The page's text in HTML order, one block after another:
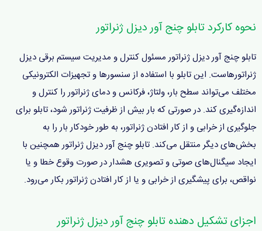
نحوه کارکرد تابلو چنج آور دیزل ژنراتور
تابلو چنج آور دیزل ژنراتور مسئول کنترل و مدیریت سیستم برقی دیزل
ژنراتورهاست. این تابلو با استفاده از سنسورها و تجهیزات الکترونیکی
مختلف می‌تواند سطح بار، ولتاژ، فرکانس و دمای ژنراتور را کنترل و
اندازه‌گیری کند. در صورتی که بار بیش از ظرفیت ژنراتور شود، تابلو برای
جلوگیری از خرابی و از کار افتادن ژنراتور، به طور خودکار بار را به
بخش‌های دیگر منتقل می‌کند. تابلو چنج آور دیزل ژنراتور همچنین با
ایجاد سیگنال‌های صوتی و تصویری هشدار در صورت وقوع خطا و یا
نواقص، برای پیشگیری از خرابی و یا از کار افتادن ژنراتور بکار می‌رود.
اجزای تشکیل دهنده تابلو چنج آور دیزل ژنراتور